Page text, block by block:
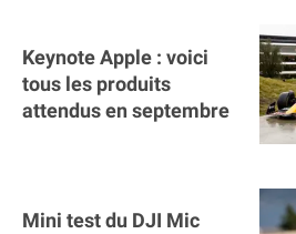
Keynote Apple : voici
tous les produits
attendus en septembre
Mini test du DJI Mic